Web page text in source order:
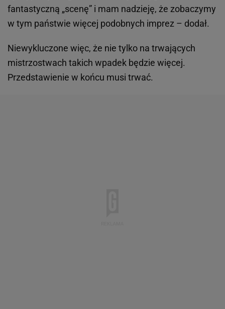
fantastyczną „scenę” i mam nadzieję, że zobaczymy
w tym państwie więcej podobnych imprez – dodał.
Niewykluczone więc, że nie tylko na trwających
mistrzostwach takich wpadek będzie więcej.
Przedstawienie w końcu musi trwać.